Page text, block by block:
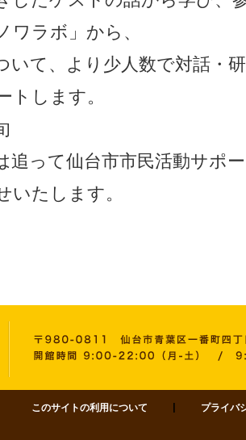
ワラボ」から、
いて、より少人数で対話・
トします。
追って仙台市市民活動サポ
いたします。
このサイトの利用について プライバ